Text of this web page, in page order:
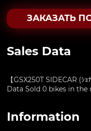
ЗАКАЗАТЬ
Sales Data
【GSX250T SIDECAR (
Data Sold 0 bikes in
Information